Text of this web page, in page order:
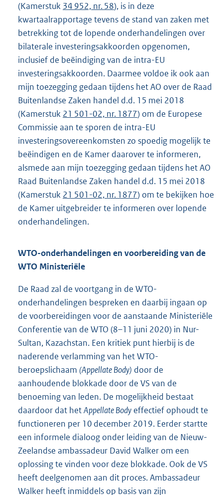
(Kamerstuk 34 952, nr. 58), is in deze
kwartaalrapportage tevens de stand van zaken met
betrekking tot de lopende onderhandelingen over
bilaterale investeringsakkoorden opgenomen,
inclusief de beëindiging van de intra-EU
investeringsakkoorden. Daarmee voldoe ik ook aan
mijn toezegging gedaan tijdens het AO over de Raad
Buitenlandse Zaken handel d.d. 15 mei 2018
(Kamerstuk 21 501-02, nr. 1877) om de Europese
Commissie aan te sporen de intra-EU
investeringsovereenkomsten zo spoedig mogelijk te
beëindigen en de Kamer daarover te informeren,
alsmede aan mijn toezegging gedaan tijdens het AO
Raad Buitenlandse Zaken handel d.d. 15 mei 2018
(Kamerstuk 21 501-02, nr. 1877) om te bekijken hoe
de Kamer uitgebreider te informeren over lopende
onderhandelingen.
WTO-onderhandelingen en voorbereiding van de
WTO Ministeriële
De Raad zal de voortgang in de WTO-
onderhandelingen bespreken en daarbij ingaan op
de voorbereidingen voor de aanstaande Ministeriële
Conferentie van de WTO (8–11 juni 2020) in Nur-
Sultan, Kazachstan. Een kritiek punt hierbij is de
naderende verlamming van het WTO-
beroepslichaam (Appellate Body) door de
aanhoudende blokkade door de VS van de
benoeming van leden. De mogelijkheid bestaat
daardoor dat hetAppellate Body effectief ophoudt te
functioneren per 10 december 2019. Eerder startte
een informele dialoog onder leiding van de Nieuw-
Zeelandse ambassadeur David Walker om een
oplossing te vinden voor deze blokkade. Ook de VS
heeft deelgenomen aan dit proces. Ambassadeur
Walker heeft inmiddels op basis van zijn